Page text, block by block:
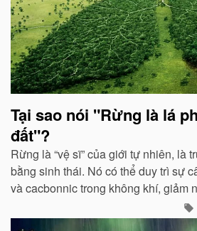
Tại sao nói "Rừng là lá
đất"?
Rừng là “vệ sĩ” của giới tự nhiên, là
bằng sinh thái. Nó có thể duy trì sự
và cacbonnic trong không khí, giảm
các chất thải, khí độc gây nên ô
môi trường...